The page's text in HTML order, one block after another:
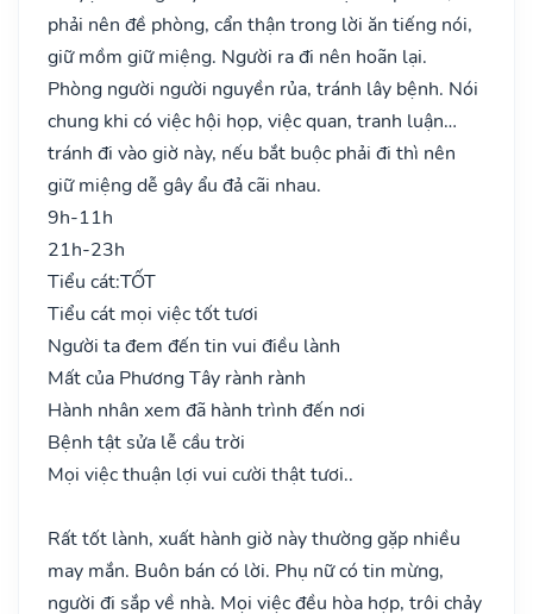
phải nên đề phòng, cẩn thận trong lời ăn tiếng nói,
giữ mồm giữ miệng. Người ra đi nên hoãn lại.
Phòng người người nguyền rủa, tránh lây bệnh. Nói
chung khi có việc hội họp, việc quan, tranh luận…
tránh đi vào giờ này, nếu bắt buộc phải đi thì nên
giữ miệng dễ gây ẩu đả cãi nhau.
9h-11h
21h-23h
Tiểu cát:TỐT
Tiểu cát mọi việc tốt tươi
Người ta đem đến tin vui điều lành
Mất của Phương Tây rành rành
Hành nhân xem đã hành trình đến nơi
Bệnh tật sửa lễ cầu trời
Mọi việc thuận lợi vui cười thật tươi..
Rất tốt lành, xuất hành giờ này thường gặp nhiều
may mắn. Buôn bán có lời. Phụ nữ có tin mừng,
người đi sắp về nhà. Mọi việc đều hòa hợp, trôi chảy